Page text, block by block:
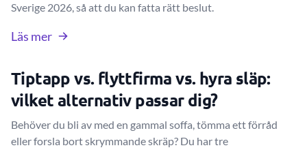
Sverige 2026, så att du kan fatta rätt beslut.
Läs mer
Tiptapp vs. flyttfirma vs. hyra släp:
vilket alternativ passar dig?
Behöver du bli av med en gammal soffa, tömma ett förråd
eller forsla bort skrymmande skräp? Du har tre